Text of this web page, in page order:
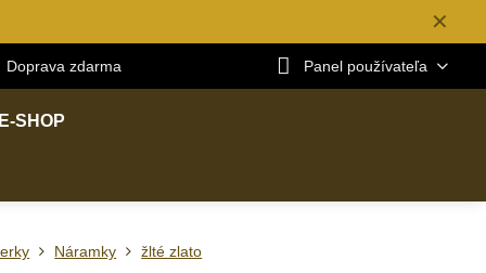
✕
Doprava zdarma Panel používateľa
E-SHOP
Náramky žlté zlato